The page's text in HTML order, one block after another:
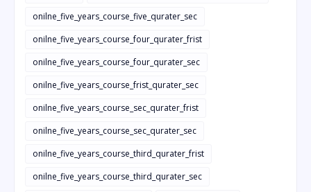
onilne_five_years_course_five_qurater_sec
onilne_five_years_course_four_qurater_frist
onilne_five_years_course_four_qurater_sec
onilne_five_years_course_frist_qurater_sec
onilne_five_years_course_sec_qurater_frist
onilne_five_years_course_sec_qurater_sec
onilne_five_years_course_third_qurater_frist
onilne_five_years_course_third_qurater_sec